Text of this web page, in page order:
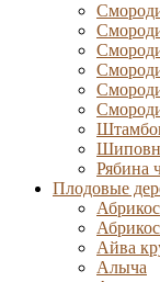
Рябина
Плодовые
Абрикос
Айва
Алыча